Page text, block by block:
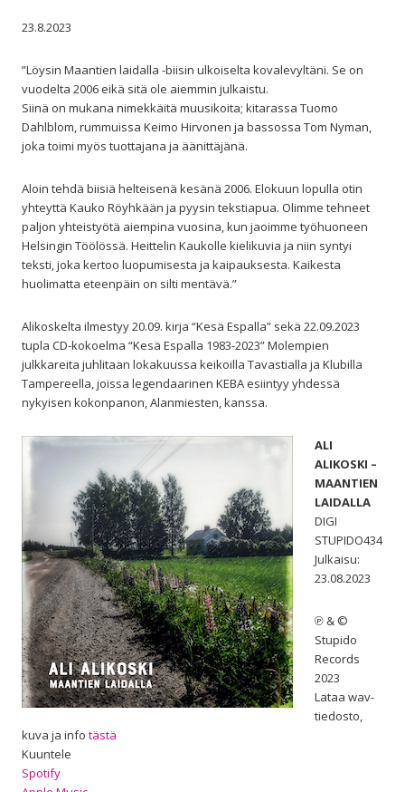
23.8.2023
”Löysin Maantien laidalla -biisin ulkoiselta kovalevyltäni. Se on
vuodelta 2006 eikä sitä ole aiemmin julkaistu.
Siinä on mukana nimekkäitä muusikoita; kitarassa Tuomo
Dahlblom, rummuissa Keimo Hirvonen ja bassossa Tom Nyman,
joka toimi myös tuottajana ja äänittäjänä.
Aloin tehdä biisiä helteisenä kesänä 2006. Elokuun lopulla otin
yhteyttä Kauko Röyhkään ja pyysin tekstiapua. Olimme tehneet
paljon yhteistyötä aiempina vuosina, kun jaoimme työhuoneen
Helsingin Töölössä. Heittelin Kaukolle kielikuvia ja niin syntyi
teksti, joka kertoo luopumisesta ja kaipauksesta. Kaikesta
huolimatta eteenpäin on silti mentävä.”
Alikoskelta ilmestyy 20.09. kirja “Kesä Espalla” sekä 22.09.2023
tupla CD-kokoelma “Kesä Espalla 1983-2023” Molempien
julkkareita juhlitaan lokakuussa keikoilla Tavastialla ja Klubilla
Tampereella, joissa legendaarinen KEBA esiintyy yhdessä
nykyisen kokonpanon, Alanmiesten, kanssa.
ALI
ALIKOSKI –
MAANTIEN
LAIDALLA
DIGI
STUPIDO434
Julkaisu:
23.08.2023
℗ & ©
Stupido
Records
2023
Lataa wav-
tiedosto,
kuva ja info tästä
Kuuntele
Spotify